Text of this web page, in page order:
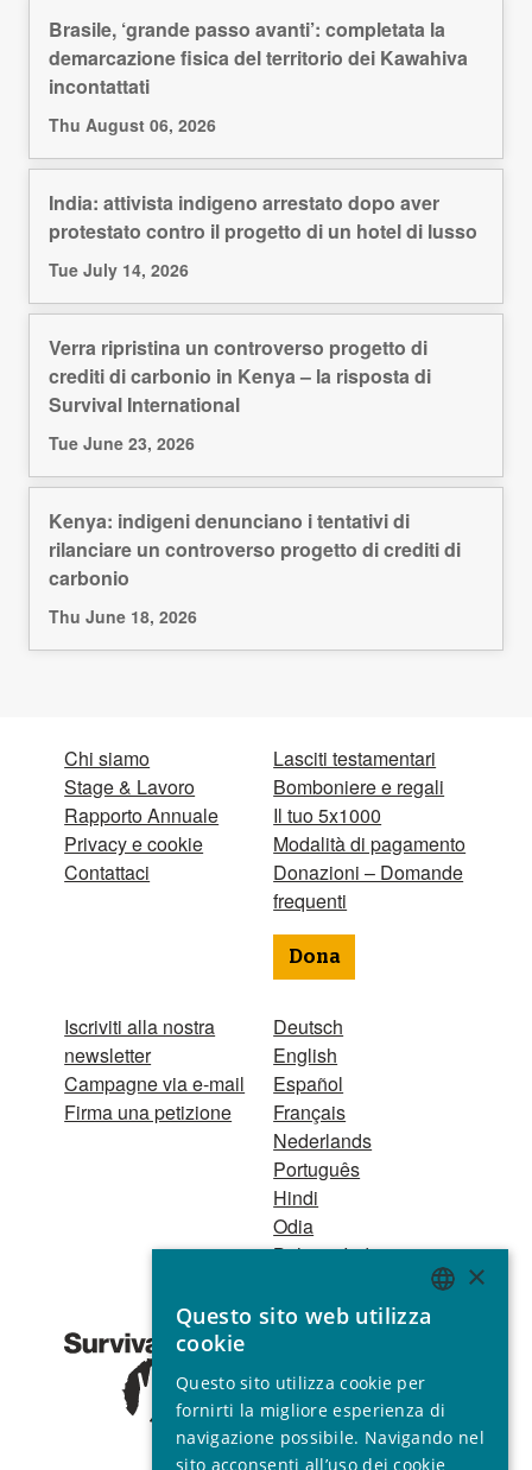
Brasile, ‘grande passo avanti’: completata la
demarcazione fisica del territorio dei Kawahiva
incontattati
Thu August 06, 2026
India: attivista indigeno arrestato dopo aver
protestato contro il progetto di un hotel di lusso
Tue July 14, 2026
Verra ripristina un controverso progetto di
crediti di carbonio in Kenya – la risposta di
Survival International
Tue June 23, 2026
Kenya: indigeni denunciano i tentativi di
rilanciare un controverso progetto di crediti di
carbonio
Thu June 18, 2026
Chi siamo
Stage & Lavoro
Rapporto Annuale
Privacy e cookie
Contattaci
Iscriviti alla nostra
newsletter
Campagne via e-mail
Firma una petizione
Lasciti testamentari
Bomboniere e regali
Il tuo 5x1000
Modalità di pagamento
Donazioni – Domande
frequenti
Dona
Deutsch
English
Español
Français
Nederlands
Português
Hindi
Odia
Bahasa Indonesia
Registro Persone
1521 Registered
charity no. 267444 ©
2001 - 2026
Tutti i diritti riservati.
ENGLISH
SPANISH
FRENCH
×
Questo sito web utilizza
cookie
Questo sito utilizza cookie per
fornirti la migliore esperienza di
navigazione possibile. Navigando nel
sito acconsenti all’uso dei cookie